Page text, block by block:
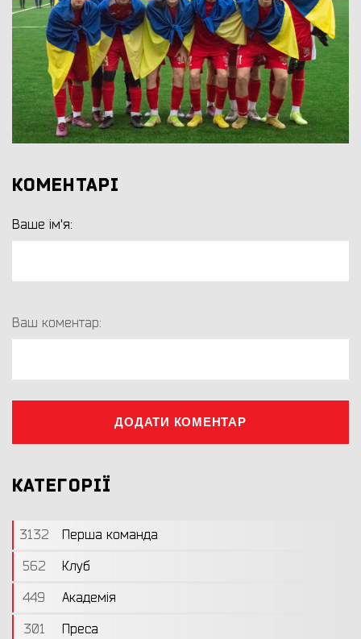
КОМЕНТАРІ
Ваше ім'я:
Ваш коментар:
ДОДАТИ КОМЕНТАР
КАТЕГОРІЇ
3132
Перша команда
562
Клуб
449
Академія
301
Преса